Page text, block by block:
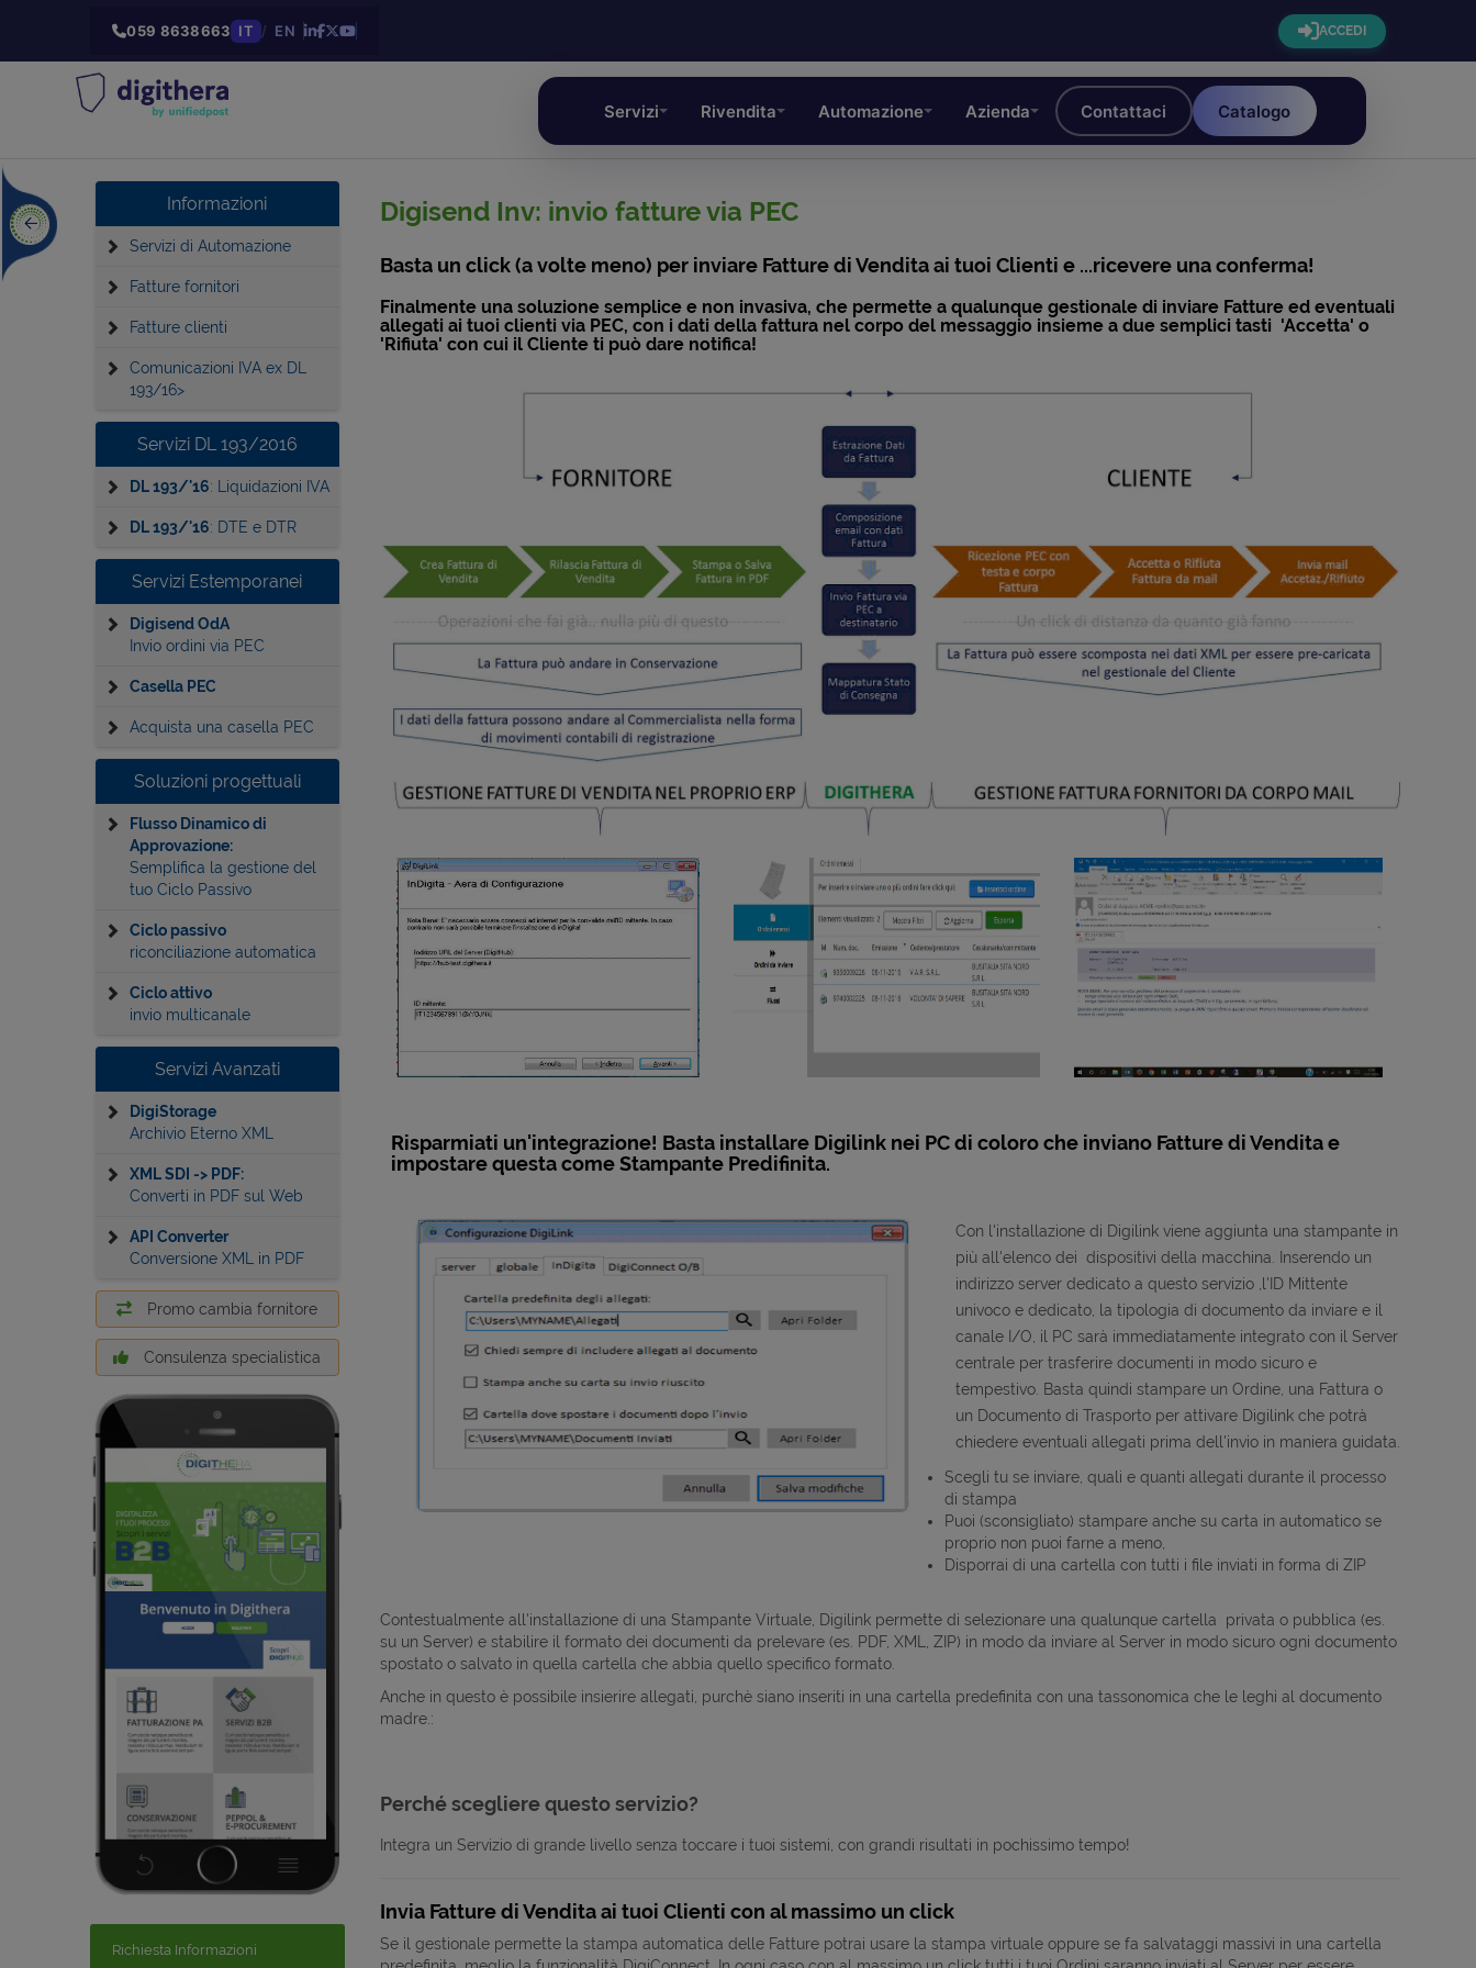
059 8638663 IT / EN ACCEDI
Servizi Rivendita Automazione Azienda Contattaci Catalogo
Informazioni
Servizi di Automazione
Fatture fornitori
Fatture clienti
Comunicazioni IVA ex DL
193/16>
Servizi DL 193/2016
DL 193/'16: Liquidazioni IVA
DL 193/'16: DTE e DTR
Servizi Estemporanei
Digisend OdA
Invio ordini via PEC
Casella PEC
Acquista una casella PEC
Soluzioni progettuali
Flusso Dinamico di
Approvazione:
Semplifica la gestione del
tuo Ciclo Passivo
Ciclo passivo
riconciliazione automatica
Ciclo attivo
invio multicanale
Servizi Avanzati
DigiStorage
Archivio Eterno XML
XML SDI -> PDF:
Converti in PDF sul Web
API Converter
Conversione XML in PDF
Promo cambia fornitore
Consulenza specialistica
Richiesta Informazioni
Digisend Inv: invio fatture via PEC
Basta un click (a volte meno) per inviare Fatture di Vendita ai tuoi Clienti e ...ricevere una conferma!
Finalmente una soluzione semplice e non invasiva, che permette a qualunque gestionale di inviare Fatture ed eventuali
allegati ai tuoi clienti via PEC, con i dati della fattura nel corpo del messaggio insieme a due semplici tasti 'Accetta' o
'Rifiuta' con cui il Cliente ti può dare notifica!
Risparmiati un'integrazione! Basta installare Digilink nei PC di coloro che inviano Fatture di Vendita e
impostare questa come Stampante Predifinita.
Con l'installazione di Digilink viene aggiunta una stampante in
più all'elenco dei dispositivi della macchina. Inserendo un
indirizzo server dedicato a questo servizio ,l'ID Mittente
univoco e dedicato, la tipologia di documento da inviare e il
canale I/O, il PC sarà immediatamente integrato con il Server
centrale per trasferire documenti in modo sicuro e
tempestivo. Basta quindi stampare un Ordine, una Fattura o
un Documento di Trasporto per attivare Digilink che potrà
chiedere eventuali allegati prima dell'invio in maniera guidata.
Scegli tu se inviare, quali e quanti allegati durante il processo
di stampa
Puoi (sconsigliato) stampare anche su carta in automatico se
proprio non puoi farne a meno,
Disporrai di una cartella con tutti i file inviati in forma di ZIP
Contestualmente all'installazione di una Stampante Virtuale, Digilink permette di selezionare una qualunque cartella privata o pubblica (es.
su un Server) e stabilire il formato dei documenti da prelevare (es. PDF, XML, ZIP) in modo da inviare al Server in modo sicuro ogni documento
spostato o salvato in quella cartella che abbia quello specifico formato.
Anche in questo è possibile insierire allegati, purchè siano inseriti in una cartella predefinita con una tassonomica che le leghi al documento
madre.:
Perché scegliere questo servizio?
Integra un Servizio di grande livello senza toccare i tuoi sistemi, con grandi risultati in pochissimo tempo!
Invia Fatture di Vendita ai tuoi Clienti con al massimo un click
Se il gestionale permette la stampa automatica delle Fatture potrai usare la stampa virtuale oppure se fa salvataggi massivi in una cartella